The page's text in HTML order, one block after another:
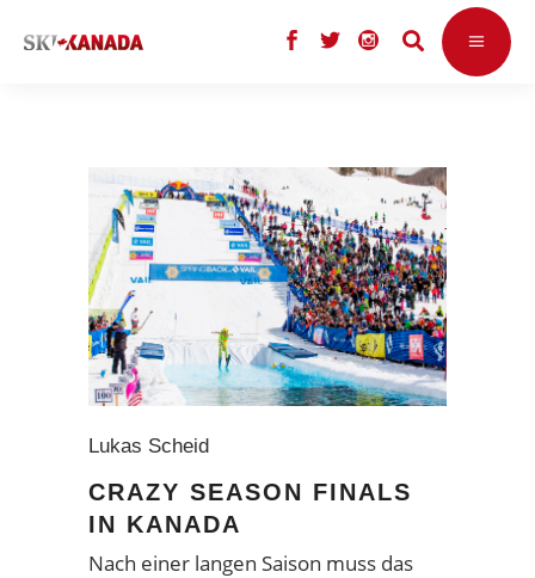
Lukas Scheid
CRAZY SEASON FINALS
IN KANADA
Nach einer langen Saison muss das